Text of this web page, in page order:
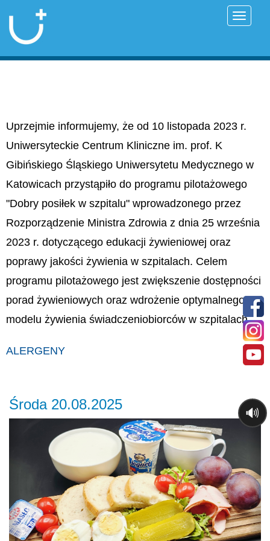
Uprzejmie informujemy, że od 10 listopada 2023 r.
Uniwersyteckie Centrum Kliniczne im. prof. K
Gibińskiego Śląskiego Uniwersytetu Medycznego w
Katowicach przystąpiło do programu pilotażowego
"Dobry posiłek w szpitalu" wprowadzonego przez
Rozporządzenie Ministra Zdrowia z dnia 25 września
2023 r. dotyczącego edukacji żywieniowej oraz
poprawy jakości żywienia w szpitalach. Celem
programu pilotażowego jest zwiększenie dostępności
porad żywieniowych oraz wdrożenie optymalnego
modelu żywienia świadczeniobiorców w szpitalach.
ALERGENY
Środa 20.08.2025
🔊